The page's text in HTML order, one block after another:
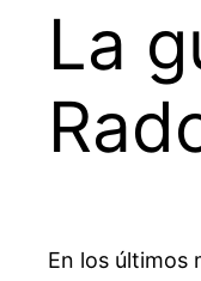
La
En los últimos